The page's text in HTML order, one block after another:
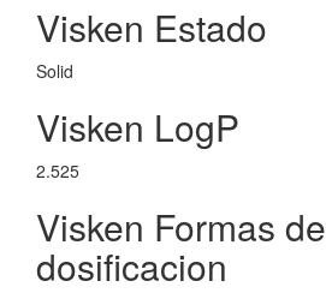
Visken Estado
Solid
Visken LogP
2.525
Visken Formas de
dosificacion